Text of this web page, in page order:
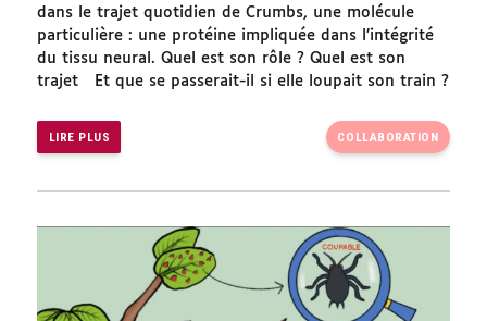
dans le trajet quotidien de Crumbs, une molécule
particulière : une protéine impliquée dans l’intégrité
du tissu neural. Quel est son rôle ? Quel est son
trajet Et que se passerait-il si elle loupait son train ?
LIRE PLUS COLLABORATION